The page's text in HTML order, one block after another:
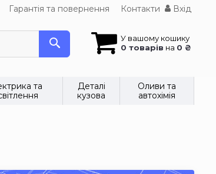
Гарантія та повернення Контакти Вхід
У вашому кошику
0 товарів на 0 ₴
та
Деталі
кузова
Оливи та
автохімія